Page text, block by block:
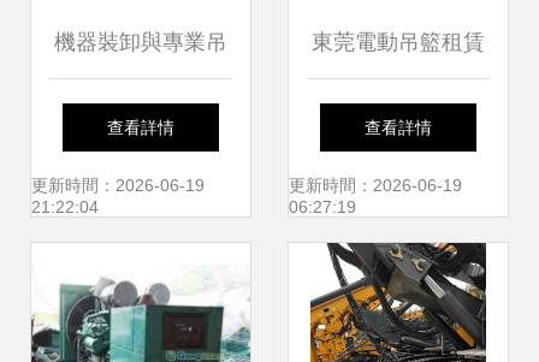
機器裝卸與專業吊
裝服務 以上海徐匯
與寶山為例
查看詳情
更新時間：2026-06-19
21:22:04
東莞電動吊籃租賃
指南 安全高效的外
墻清洗解決方案
查看詳情
更新時間：2026-06-19
06:27:19